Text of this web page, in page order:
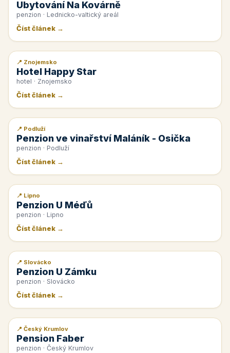
Ubytování Na Kovárně
penzion · Lednicko-valtický areál
Číst článek →
📰 PR článek
📍 Znojemsko
Hotel Happy Star
hotel · Znojemsko
Číst článek →
📰 PR článek
📍 Podluží
Penzion ve vinařství Maláník - Osička
penzion · Podluží
Číst článek →
📰 PR článek
📍 Lipno
Penzion U Méďů
penzion · Lipno
Číst článek →
📰 PR článek
📍 Slovácko
Penzion U Zámku
penzion · Slovácko
Číst článek →
📰 PR článek
📍 Český Krumlov
Pension Faber
penzion · Český Krumlov